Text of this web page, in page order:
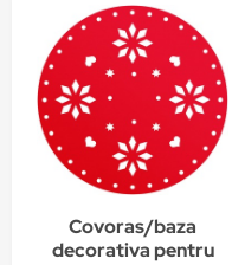
Covoras/baza
decorativa pentru